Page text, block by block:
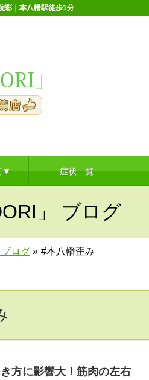
彩｜本八幡駅徒歩1分
▼ 症状一覧
」 ブログ
ログ » #本八幡歪み
方に影響大！筋肉の左右